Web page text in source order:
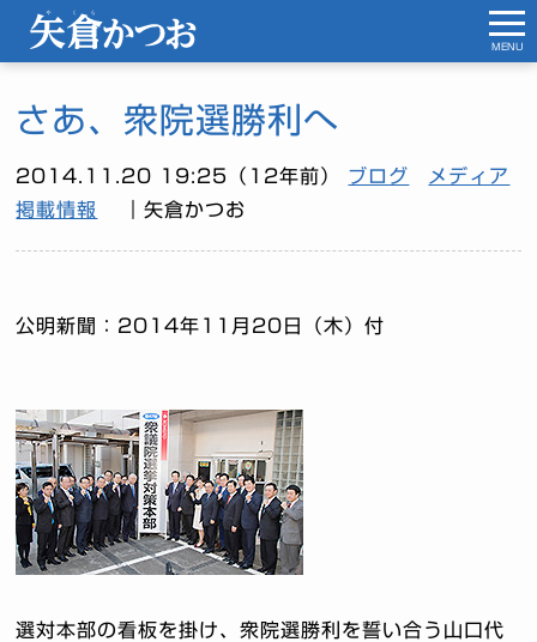
さあ、衆院選勝利へ
2014.11.20 19:25（12年前） ブログ
メディア
掲載情報
｜矢倉かつお
公明新聞：2014年11月20日（木）付
選対本部の看板を掛け、衆院選勝利を誓い合う山口代
MENU